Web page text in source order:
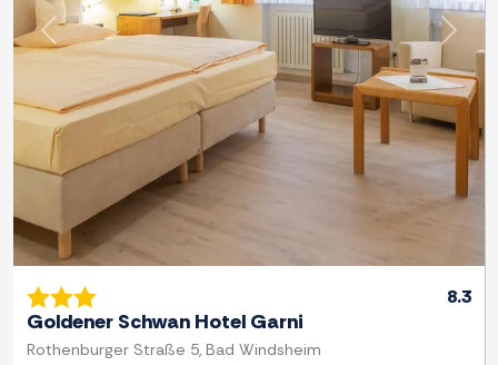
Previous Next
8.3
Goldener Schwan Hotel Garni
Rothenburger Straße 5, Bad Windsheim